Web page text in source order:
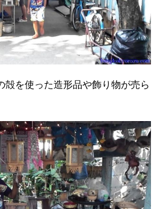
殻を使った造形品や飾り物が売ら